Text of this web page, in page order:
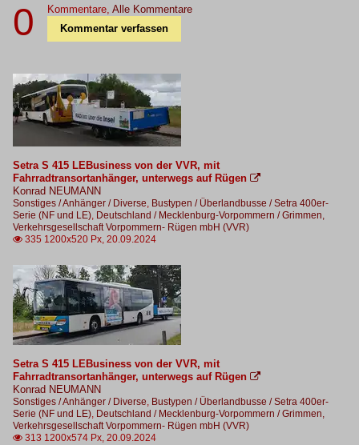
0 Kommentare, Alle Kommentare
Kommentar verfassen
Setra S 415 LEBusiness von der VVR, mit
Fahrradtransortanhänger, unterwegs auf Rügen 
Konrad NEUMANN
Sonstiges / Anhänger / Diverse, Bustypen / Überlandbusse / Setra 400er-
Serie (NF und LE), Deutschland / Mecklenburg-Vorpommern / Grimmen,
Verkehrsgesellschaft Vorpommern- Rügen mbH (VVR)
 335 1200x520 Px, 20.09.2024
Setra S 415 LEBusiness von der VVR, mit
Fahrradtransortanhänger, unterwegs auf Rügen 
Konrad NEUMANN
Sonstiges / Anhänger / Diverse, Bustypen / Überlandbusse / Setra 400er-
Serie (NF und LE), Deutschland / Mecklenburg-Vorpommern / Grimmen,
Verkehrsgesellschaft Vorpommern- Rügen mbH (VVR)
 313 1200x574 Px, 20.09.2024